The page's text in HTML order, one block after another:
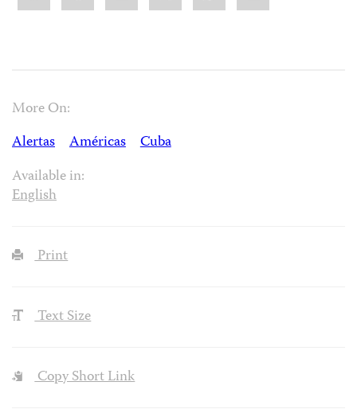
More On:
Alertas
Américas
Cuba
Available in:
English
Print
Text Size
Copy Short Link